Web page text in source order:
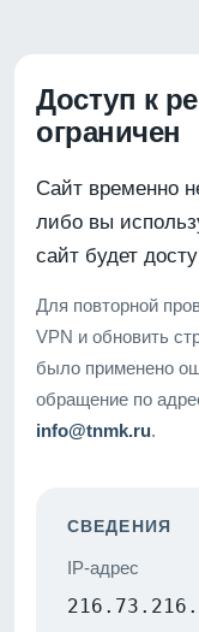
Доступ к
ограничен
Сайт временно
либо вы
сайт будет
Для повторной
VPN и обновить
было применено
обращение по
info@tnmk.ru.
СВЕДЕНИЯ
IP-адрес